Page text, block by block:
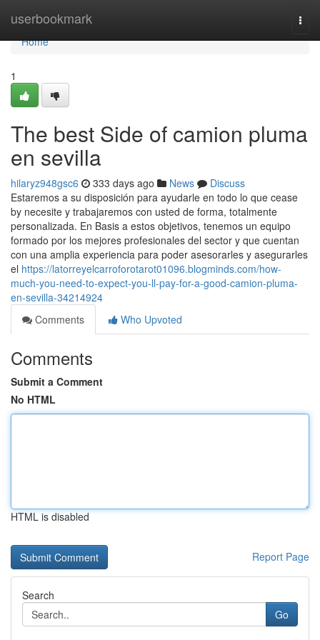
userbookmark
Home
Home
1
The best Side of camion pluma
en sevilla
hilaryz948gsc6 333 days ago News
Discuss
Estaremos a su disposición para ayudarle en todo lo que cease
by necesite y trabajaremos con usted de forma, totalmente
personalizada. En Basis a estos objetivos, tenemos un equipo
formado por los mejores profesionales del sector y que cuentan
con una amplia experiencia para poder asesorarles y asegurarles
el https://latorreyelcarroforotarot01096.blogminds.com/how-
much-you-need-to-expect-you-ll-pay-for-a-good-camion-pluma-
en-sevilla-34214924
Comments
Who Upvoted
Comments
Submit a Comment
No HTML
HTML is disabled
Report Page
Search
Go